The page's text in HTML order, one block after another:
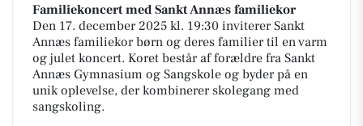
Familiekoncert med Sankt Annæs familiekor
Den 17. december 2025 kl. 19:30 inviterer Sankt
Annæs familiekor børn og deres familier til en varm
og julet koncert. Koret består af forældre fra Sankt
Annæs Gymnasium og Sangskole og byder på en
unik oplevelse, der kombinerer skolegang med
sangskoling.